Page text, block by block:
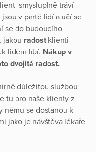
smysluplně tráví
v partě lidí a učí se
se do budoucího
jakou radost klienti
lidem líbí. Nákup v
dvojitá radost.
důležitou službou
tu pro naše klienty z
němu se dostanou k
jako je návštěva lékaře